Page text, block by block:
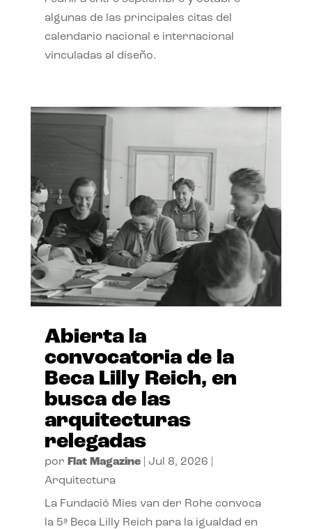
algunas de las principales citas del
calendario nacional e internacional
vinculadas al diseño.
Abierta la
convocatoria de la
Beca Lilly Reich, en
busca de las
arquitecturas
relegadas
por Flat Magazine| Jul 8, 2026
Arquitectura
La Fundació Mies van der Rohe convoca
la 5ª Beca Lilly Reich para la igualdad en